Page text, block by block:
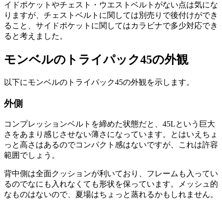
イドポケットやチェスト・ウエストベルトがない点は気にな
りますが、チェストベルトに関しては別売りで後付けができ
ること、サイドポケットに関してはカラビナで多少対応でき
ると考えました。
モンベルのトライパック45の外観
以下にモンベルのトライパック45の外観を示します。
外側
コンプレッションベルトを締めた状態だと、45Lという巨大
さをあまり感じさせない薄さになっています。とはいえちょ
っと高さはあるのでコンパクト感はないですが、これは許容
範囲でしょう。
背中側は全面クッションが利いており、フレームも入ってい
るのでなにも入れなくても形状を保っています。メッシュ的
なものはないので、夏場はちょっと蒸れるかもしれません。